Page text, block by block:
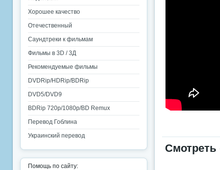
Хорошее качество
Отечественный
Саундтреки к фильмам
Фильмы в 3D / 3Д
Рекомендуемые фильмы
DVDRip/HDRip/BDRip
DVD5/DVD9
BDRip 720p/1080p/BD Remux
Перевод Гоблина
Украинский перевод
Помощь по сайту: